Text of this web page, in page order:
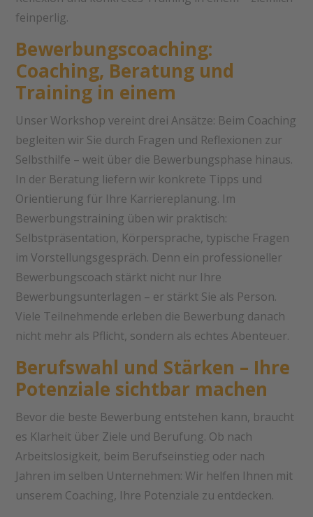
feinperlig.
Bewerbungscoaching:
Coaching, Beratung und
Training in einem
Unser Workshop vereint drei Ansätze: Beim Coaching
begleiten wir Sie durch Fragen und Reflexionen zur
Selbsthilfe – weit über die Bewerbungsphase hinaus.
In der Beratung liefern wir konkrete Tipps und
Orientierung für Ihre Karriereplanung. Im
Bewerbungstraining üben wir praktisch:
Selbstpräsentation, Körpersprache, typische Fragen
im Vorstellungsgespräch. Denn ein professioneller
Bewerbungscoach stärkt nicht nur Ihre
Bewerbungsunterlagen – er stärkt Sie als Person.
Viele Teilnehmende erleben die Bewerbung danach
nicht mehr als Pflicht, sondern als echtes Abenteuer.
Berufswahl und Stärken – Ihre
Potenziale sichtbar machen
Bevor die beste Bewerbung entstehen kann, braucht
es Klarheit über Ziele und Berufung. Ob nach
Arbeitslosigkeit, beim Berufseinstieg oder nach
Jahren im selben Unternehmen: Wir helfen Ihnen mit
unserem Coaching, Ihre Potenziale zu entdecken.